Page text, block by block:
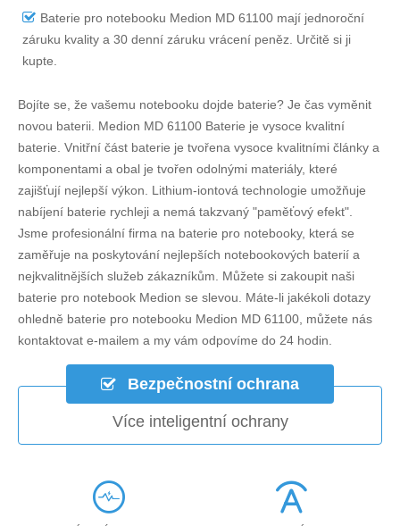
Baterie pro notebooku Medion MD 61100 mají jednoroční
záruku kvality a 30 denní záruku vrácení peněz. Určitě si ji
kupte.
Bojíte se, že vašemu notebooku dojde baterie? Je čas vyměnit
novou baterii. Medion MD 61100 Baterie je vysoce kvalitní
baterie. Vnitřní část baterie je tvořena vysoce kvalitními články a
komponentami a obal je tvořen odolnými materiály, které
zajišťují nejlepší výkon. Lithium-iontová technologie umožňuje
nabíjení baterie rychleji a nemá takzvaný "paměťový efekt".
Jsme profesionální firma na baterie pro notebooky, která se
zaměřuje na poskytování nejlepších notebookových baterií a
nejkvalitnějších služeb zákazníkům. Můžete si zakoupit naši
baterie pro notebook Medion se slevou. Máte-li jakékoli dotazy
ohledně baterie pro notebooku Medion MD 61100, můžete nás
kontaktovat e-mailem a my vám odpovíme do 24 hodin.
Bezpečnostní ochrana
Více inteligentní ochrany